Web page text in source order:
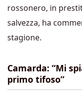
rossonero, in
salvezza, ha
stagione.
Camarda: “Mi
primo tifoso”